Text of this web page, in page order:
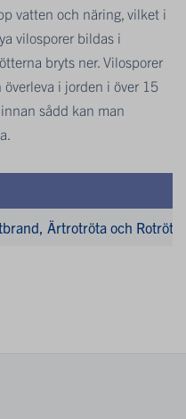
vatten och näring, vilket i
vilosporer bildas i
bryts ner. Vilosporer
i jorden i över 15
sådd kan man
Ärtrotröta och Rotröta